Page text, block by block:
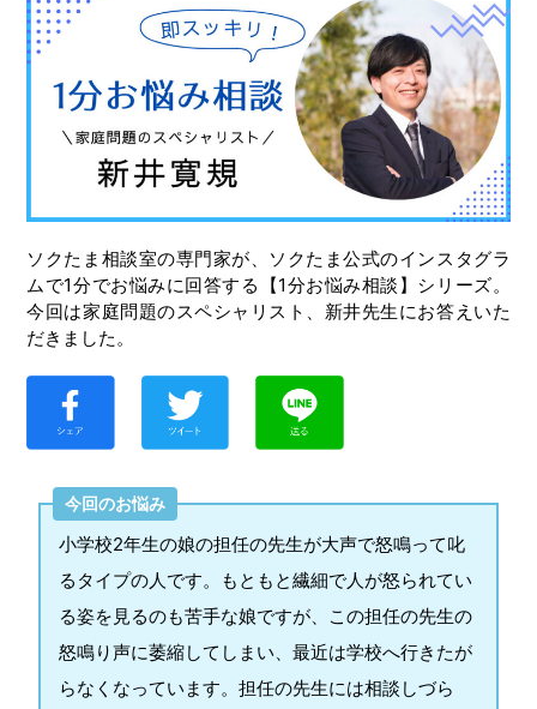
ソクたま相談室の専門家が、ソクたま公式のインスタグラ
ムで1分でお悩みに回答する【1分お悩み相談】シリーズ。
今回は家庭問題のスペシャリスト、新井先生にお答えいた
だきました。
今回のお悩み
小学校2年生の娘の担任の先生が大声で怒鳴って叱
るタイプの人です。もともと繊細で人が怒られてい
る姿を見るのも苦手な娘ですが、この担任の先生の
怒鳴り声に萎縮してしまい、最近は学校へ行きたが
らなくなっています。担任の先生には相談しづら